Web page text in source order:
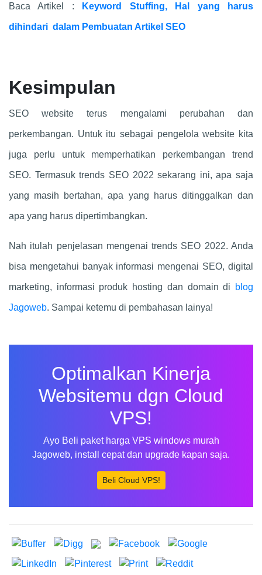
Baca Artikel : Keyword Stuffing, Hal yang harus
dihindari dalam Pembuatan Artikel SEO
Kesimpulan
SEO website terus mengalami perubahan dan
perkembangan. Untuk itu sebagai pengelola website kita
juga perlu untuk memperhatikan perkembangan trend
SEO. Termasuk trends SEO 2022 sekarang ini, apa saja
yang masih bertahan, apa yang harus ditinggalkan dan
apa yang harus dipertimbangkan.
Nah itulah penjelasan mengenai trends SEO 2022. Anda
bisa mengetahui banyak informasi mengenai SEO, digital
marketing, informasi produk hosting dan domain di blog
Jagoweb. Sampai ketemu di pembahasan lainya!
Optimalkan Kinerja
Websitemu dgn Cloud
VPS!
Ayo Beli paket harga VPS windows murah
Jagoweb, install cepat dan upgrade kapan saja.
Beli Cloud VPS!